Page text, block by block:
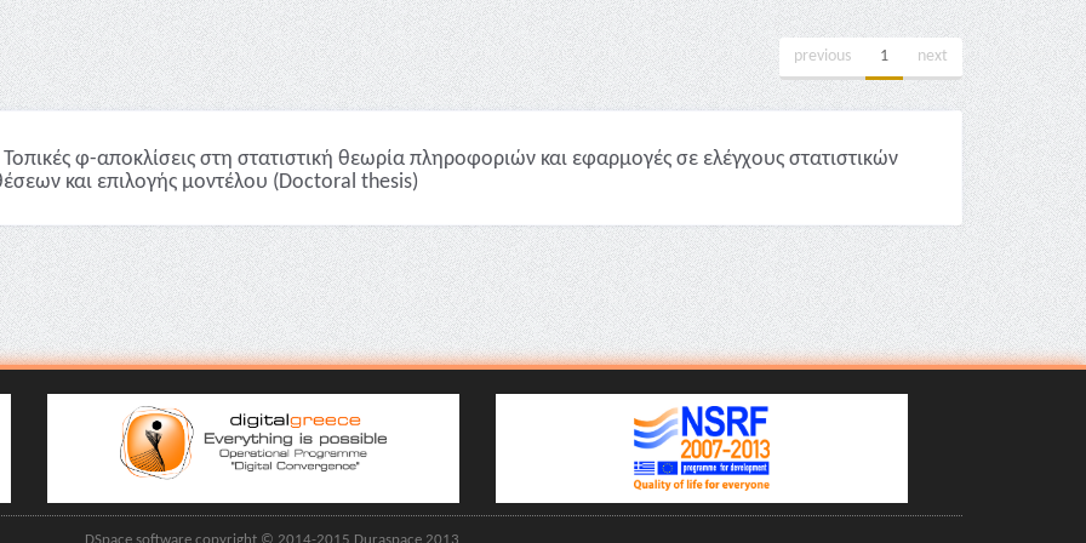
previous 1 next
φ-αποκλίσεις στη στατιστική θεωρία πληροφοριών και εφαρμογές σε ελέγχους στατιστικών
και επιλογής μοντέλου (Doctoral thesis)